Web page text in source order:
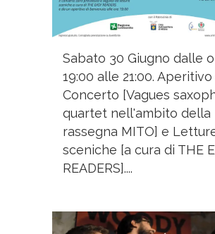
Sabato 30 Giugno dalle
19:00 alle 21:00.
Concerto [Vagues
quartet nell'ambito della
rassegna MITO] e
sceniche [a cura di THE
READERS]....